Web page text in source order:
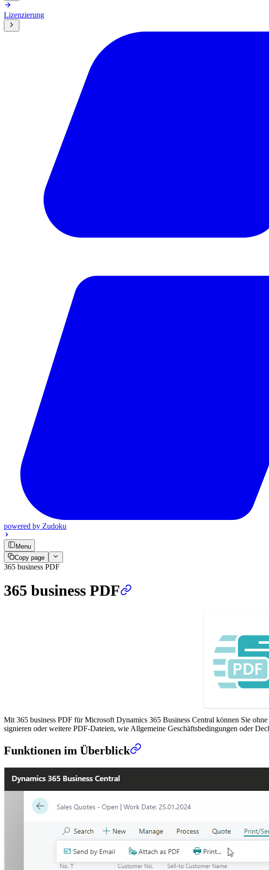
Lizenzierung
powered by Zudoku
Menu
Copy page
365 business PDF
365 business PDF
Mit 365 business PDF für Microsoft Dynamics 365 Business Central können Sie
signieren oder weitere PDF-Dateien, wie Allgemeine Geschäftsbedingungen oder
Funktionen im Überblick